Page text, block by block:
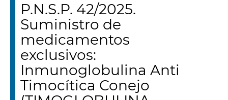
P.N.S.P. 42/2025.
Suministro de
medicamentos
exclusivos:
Inmunoglobulina Anti
Timocítica Conejo